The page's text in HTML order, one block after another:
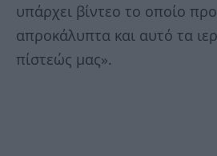
υπάρχει βίντεο το οποίο
απροκάλυπτα και αυτό τα
πίστεώς μας».